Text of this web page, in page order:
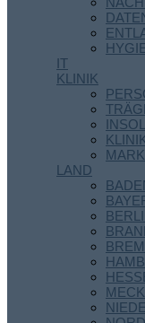
IT
KLINIK
LAND